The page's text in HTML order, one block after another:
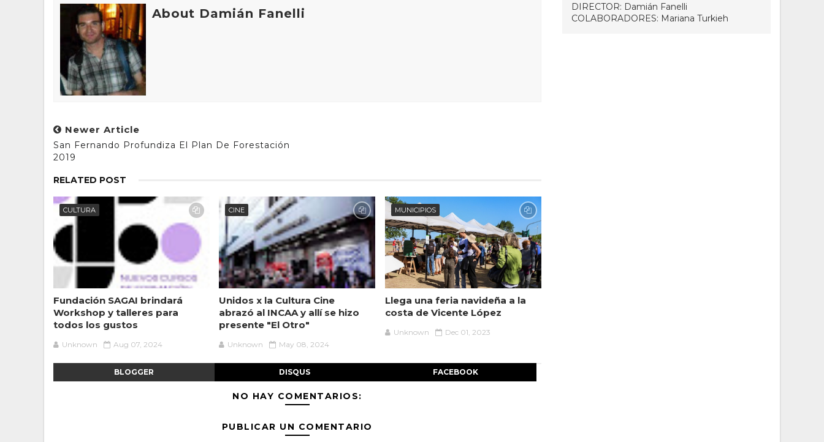
About Damián Fanelli
Newer Article
San Fernando Profundiza El Plan De Forestación
2019
RELATED POST
CULTURA
Fundación SAGAI brindará
Workshop y talleres para
todos los gustos
Unknown Aug 07, 2024
CINE
Unidos x la Cultura Cine
abrazó al INCAA y allí se hizo
presente "El Otro"
Unknown May 08, 2024
MUNICIPIOS
Llega una feria navideña a la
costa de Vicente López
Unknown Dec 01, 2023
BLOGGER DISQUS FACEBOOK
NO HAY COMENTARIOS:
PUBLICAR UN COMENTARIO
DIRECTOR: Damián Fanelli
COLABORADORES: Mariana Turkieh